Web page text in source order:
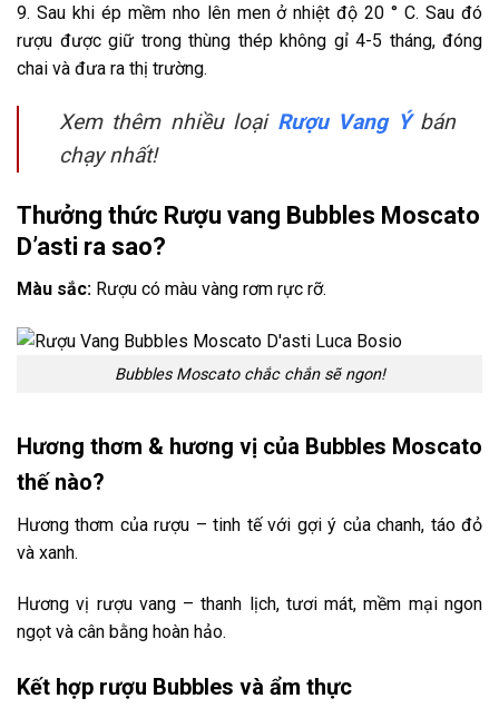
9. Sau khi ép mềm nho lên men ở nhiệt độ 20 ° C. Sau đó
rượu được giữ trong thùng thép không gỉ 4-5 tháng, đóng
chai và đưa ra thị trường.
Xem thêm nhiều loại Rượu Vang Ý bán
chạy nhất!
Thưởng thức Rượu vang Bubbles Moscato
D’asti ra sao?
Màu sắc: Rượu có màu vàng rơm rực rỡ.
Bubbles Moscato chắc chắn sẽ ngon!
Hương thơm & hương vị của Bubbles Moscato
thế nào?
Hương thơm của rượu – tinh tế với gợi ý của chanh, táo đỏ
và xanh.
Hương vị rượu vang – thanh lịch, tươi mát, mềm mại ngon
ngọt và cân bằng hoàn hảo.
Kết hợp rượu Bubbles và ẩm thực